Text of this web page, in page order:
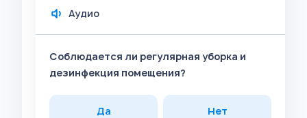
Аудио
Соблюдается ли регулярная уборка и
дезинфекция помещения?
Да Нет